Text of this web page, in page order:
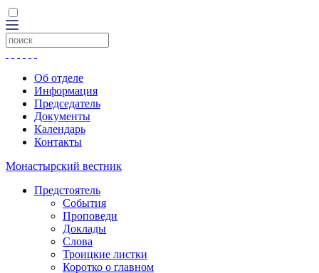
Об отделе
Информация
Председатель
Документы
Календарь
Контакты
Монастырский вестник
Предстоятель
События
Проповеди
Доклады
Слова
Троицкие листки
Коротко о главном